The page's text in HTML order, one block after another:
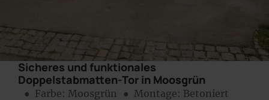
Sicheres und funktionales
Doppelstabmatten-Tor in Moosgrün
● Farbe: Moosgrün ● Montage: Betoniert